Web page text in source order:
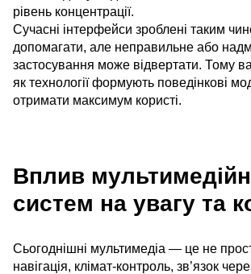
рівень концентрації.
Сучасні інтерфейси зроблені таким
допомагати, але неправильне або
застосування може відвертати. Тому
як технології формують поведінкові
отримати максимум користі.
Вплив
систем на увагу та
Сьогоднішні мультимедіа — це не
навігація, клімат-контроль, зв’язок